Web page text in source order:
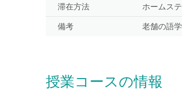
滞在方法
ホームス
備考
老舗の語
授業コースの情報